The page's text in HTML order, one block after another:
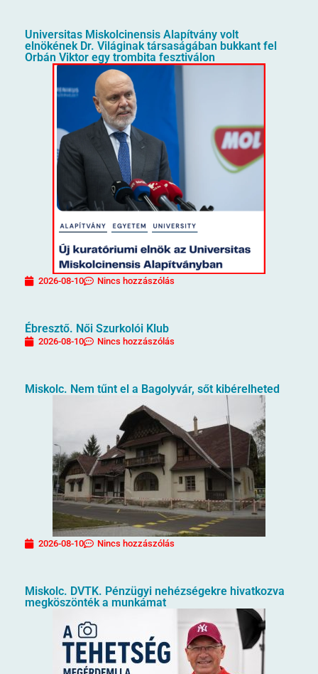
Universitas Miskolcinensis Alapítvány volt
elnökének Dr. Világinak társaságában bukkant fel
Orbán Viktor egy trombita fesztiválon
2026-08-10 Nincs hozzászólás
Ébresztő. Női Szurkolói Klub
2026-08-10 Nincs hozzászólás
Miskolc. Nem tűnt el a Bagolyvár, sőt kibérelheted
2026-08-10 Nincs hozzászólás
Miskolc. DVTK. Pénzügyi nehézségekre hivatkozva
megköszönték a munkámat